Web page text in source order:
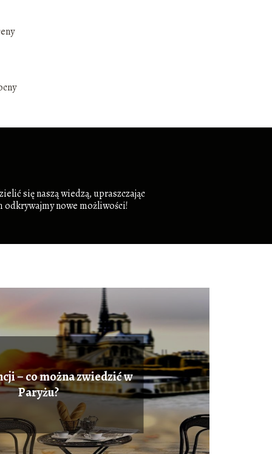
się naszą wiedzą, upraszczając
odkrywajmy nowe możliwości!
– co można zwiedzić w
Paryżu?